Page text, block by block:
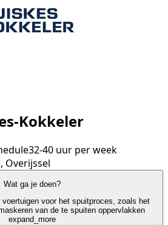
Kokkeler
32-40 uur per week
Overijssel
Wat ga je doen?
voertuigen voor het spuitproces, zoals het
van de te spuiten oppervlakken
expand_more